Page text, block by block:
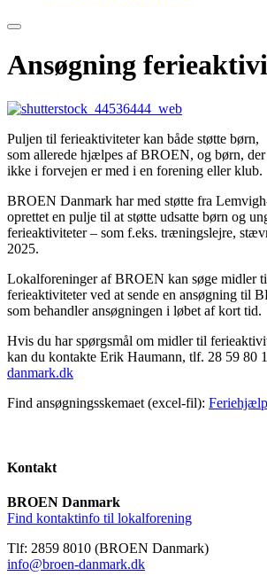
Ansøgning
Puljen til ferieaktiviteter kan både støtte børn,
som allerede hjælpes af BROEN, og børn, der
ikke i forvejen er med i en forening eller klub.
BROEN Danmark har med støtte fra
oprettet en pulje til at støtte udsatte børn og
ferieaktiviteter – som f.eks. træningslejre,
2025.
Lokalforeninger af BROEN kan søge midler
ferieaktiviteter ved at sende en ansøgning til
som behandler ansøgningen i løbet af kort tid.
Hvis du har spørgsmål om midler til
kan du kontakte Erik Haumann, tlf. 28 59 80
danmark.dk
Find ansøgningsskemaet (excel-fil):
Kontakt
BROEN Danmark
Find kontaktinfo til lokalforening
Tlf: 2859 8010 (BROEN Danmark)
info@broen-danmark.dk